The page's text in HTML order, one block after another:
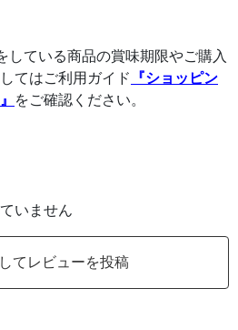
している商品の賞味期限やご購入
てはご利用ガイド
『ショッピン
をご確認ください。
いません
てレビューを投稿